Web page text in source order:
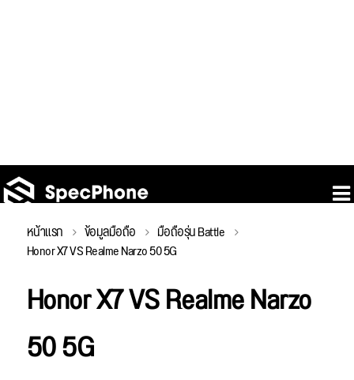
หน้าแรก ข้อมูลมือถือ มือถือรุ่น Battle
Honor X7 VS Realme Narzo 50 5G
Honor X7 VS Realme Narzo
50 5G